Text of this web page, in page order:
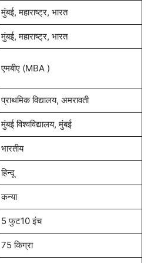
मुंबई, महाराष्ट्र, भारत
मुंबई, महाराष्ट्र, भारत
एमबीए (MBA )
प्राथमिक विद्यालय, अमरावती
मुंबई विश्वविद्यालय, मुंबई
भारतीय
हिन्दू
कन्या
5 फुट10 इंच
75 किग्रा